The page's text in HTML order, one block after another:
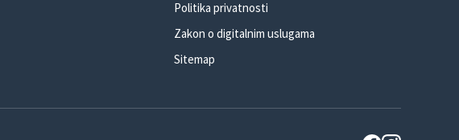
Politika privatnosti
Zakon o digitalnim uslugama
Sitemap